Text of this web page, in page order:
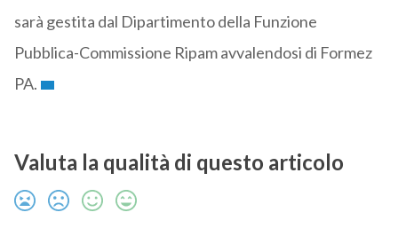
sarà gestita dal Dipartimento della Funzione
Pubblica-Commissione Ripam avvalendosi di Formez
PA.
Valuta la qualità di questo articolo